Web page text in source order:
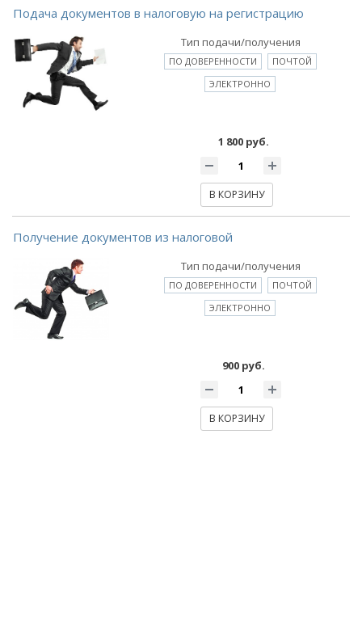
Подача документов в налоговую на регистрацию
Тип подачи/получения
ПО ДОВЕРЕННОСТИ
ПОЧТОЙ
ЭЛЕКТРОННО
1 800 руб.
В КОРЗИНУ
Получение документов из налоговой
Тип подачи/получения
ПО ДОВЕРЕННОСТИ
ПОЧТОЙ
ЭЛЕКТРОННО
900 руб.
В КОРЗИНУ